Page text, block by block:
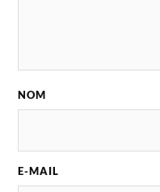
NOM
E-MAIL